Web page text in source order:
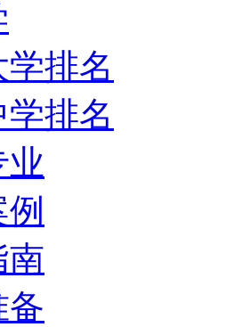
排名
排名
业
南
备